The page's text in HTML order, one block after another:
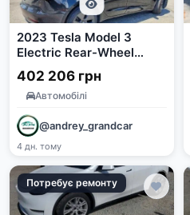
2023 Tesla Model 3
Electric Rear-Wheel
Drive
402 206 грн
Автомобілі
@andrey_grandcar
4 дн. тому
Потребує ремонту